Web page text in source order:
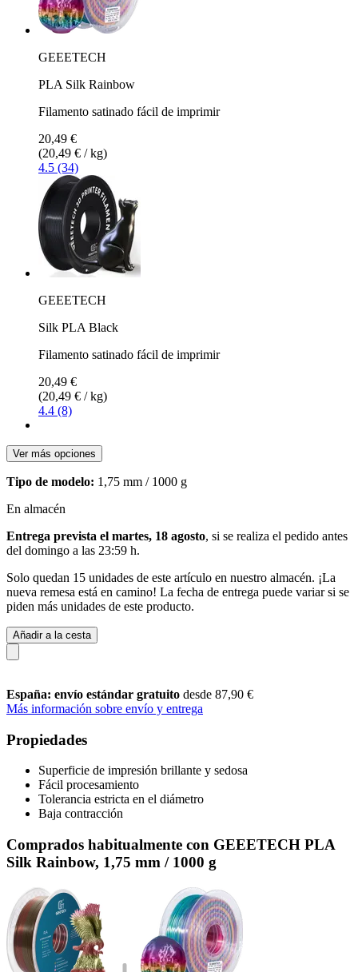
GEEETECH
PLA Silk Rainbow
Filamento satinado fácil de imprimir
20,49 €
(20,49 € / kg)
4.5 (34)
GEEETECH
Silk PLA Black
Filamento satinado fácil de imprimir
20,49 €
(20,49 € / kg)
4.4 (8)
Ver más opciones
Tipo de modelo: 1,75 mm / 1000 g
En almacén
Entrega prevista el martes, 18 agosto, si se realiza el pedido antes
del domingo a las 23:59 h.
Solo quedan 15 unidades de este artículo en nuestro almacén. ¡La
nueva remesa está en camino! La fecha de entrega puede variar si se
piden más unidades de este producto.
Añadir a la cesta
España: envío estándar gratuito desde 87,90 €
Más información sobre envío y entrega
Propiedades
Superficie de impresión brillante y sedosa
Fácil procesamiento
Tolerancia estricta en el diámetro
Baja contracción
Comprados habitualmente con GEEETECH PLA
Silk Rainbow, 1,75 mm / 1000 g